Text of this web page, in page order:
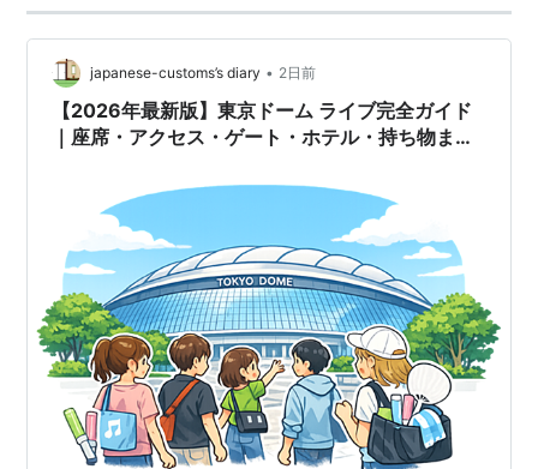
japanese-customs’s diary • 2日前
【2026年最新版】東京ドーム ライブ完全ガイド
｜座席・アクセス・ゲート・ホテル・持ち物まで